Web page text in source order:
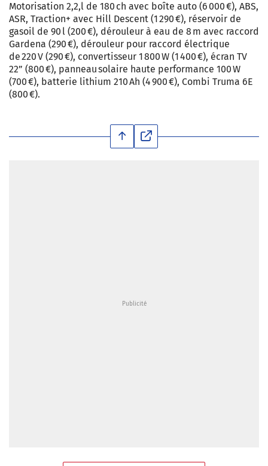
Motorisation 2,2,l de 180 ch avec boîte auto (6 000 €), ABS,
ASR, Traction+ avec Hill Descent (1 290 €), réservoir de
gasoil de 90 l (200 €), dérouleur à eau de 8 m avec raccord
Gardena (290 €), dérouleur pour raccord électrique
de 220 V (290 €), convertisseur 1 800 W (1 400 €), écran TV
22” (800 €), panneau solaire haute performance 100 W
(700 €), batterie lithium 210 Ah (4 900 €), Combi Truma 6E
(800 €).